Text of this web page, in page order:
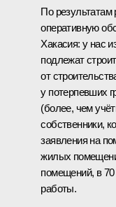
По результатам
оперативную
Хакасия: у нас
подлежат
от
у потерпевших
(более, чем
собственники,
заявления на
жилых
помещений, в
работы.